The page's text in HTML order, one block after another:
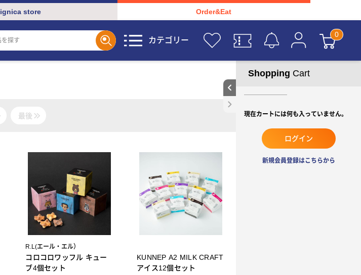
ignica store Order&Eat
カテゴリー
最後
R.L(エール・エル）
コロコロワッフル キュー
ブ4個セット
KUNNEP A2 MILK CRAFT
アイス12個セット
Shopping Cart
現在カートには何も入っていません。
ログイン
新規会員登録はこちらから